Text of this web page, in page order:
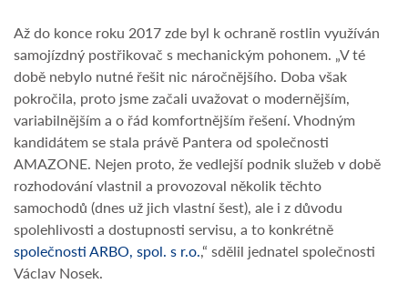
Až do konce roku 2017 zde byl k ochraně rostlin využíván
samojízdný postřikovač s mechanickým pohonem. „V té
době nebylo nutné řešit nic náročnějšího. Doba však
pokročila, proto jsme začali uvažovat o modernějším,
variabilnějším a o řád komfortnějším řešení. Vhodným
kandidátem se stala právě Pantera od společnosti
AMAZONE. Nejen proto, že vedlejší podnik služeb v době
rozhodování vlastnil a provozoval několik těchto
samochodů (dnes už jich vlastní šest), ale i z důvodu
spolehlivosti a dostupnosti servisu, a to konkrétně
společnosti ARBO, spol. s r.o.,“ sdělil jednatel společnosti
Václav Nosek.